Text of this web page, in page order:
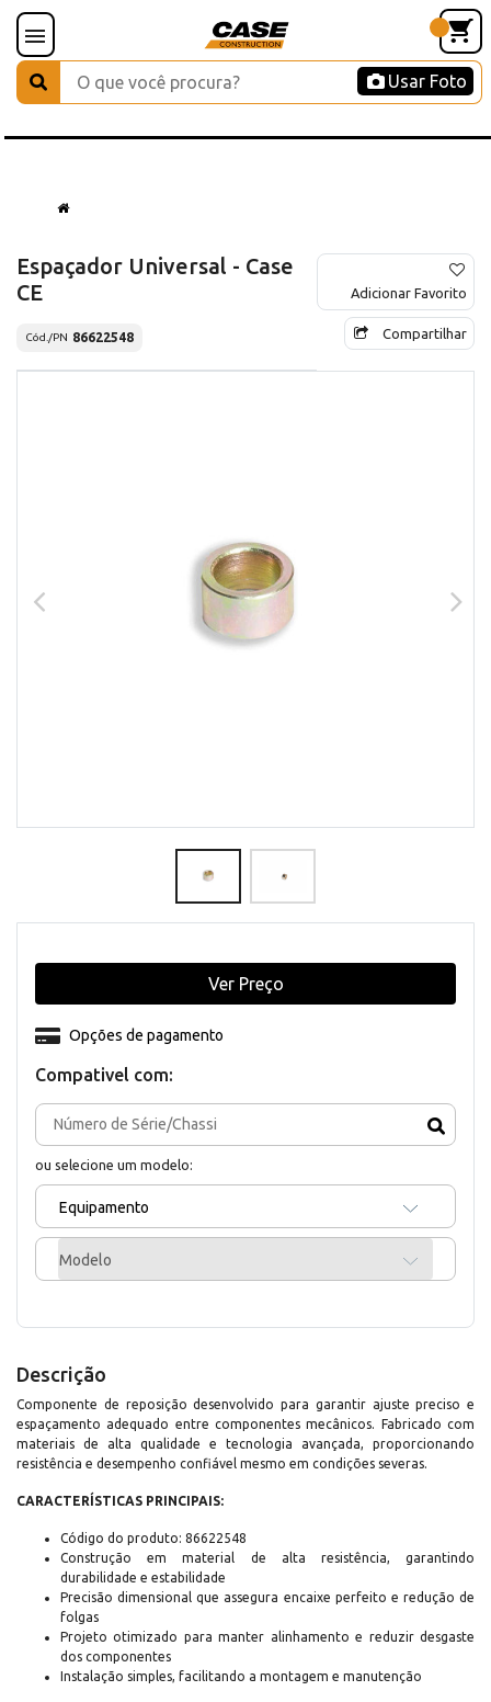
Usar Foto
Espaçador Universal - Case
CE
Cód./PN 86622548
Adicionar Favorito
Compartilhar
Compativel com:
ou selecione um modelo:
Equipamento
Modelo
Opções de pagamento
Ver Preço
Descrição
Componente de reposição desenvolvido para garantir ajuste preciso e
espaçamento adequado entre componentes mecânicos. Fabricado com
materiais de alta qualidade e tecnologia avançada, proporcionando
resistência e desempenho confiável mesmo em condições severas.
CARACTERÍSTICAS PRINCIPAIS:
Código do produto: 86622548
Construção em material de alta resistência, garantindo
durabilidade e estabilidade
Precisão dimensional que assegura encaixe perfeito e redução de
folgas
Projeto otimizado para manter alinhamento e reduzir desgaste
dos componentes
Instalação simples, facilitando a montagem e manutenção